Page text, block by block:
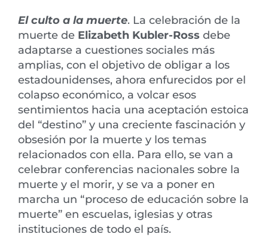
El culto a la muerte. La celebración de la
muerte de Elizabeth Kubler-Ross debe
adaptarse a cuestiones sociales más
amplias, con el objetivo de obligar a los
estadounidenses, ahora enfurecidos por el
colapso económico, a volcar esos
sentimientos hacia una aceptación estoica
del “destino” y una creciente fascinación y
obsesión por la muerte y los temas
relacionados con ella. Para ello, se van a
celebrar conferencias nacionales sobre la
muerte y el morir, y se va a poner en
marcha un “proceso de educación sobre la
muerte” en escuelas, iglesias y otras
instituciones de todo el país.